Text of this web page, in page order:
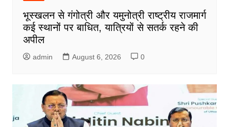
भूस्खलन से गंगोत्री और यमुनोत्री राष्ट्रीय राजमार्ग
कई स्थानों पर बाधित, यात्रियों से सतर्क रहने की
अपील
admin August 6, 2026 0